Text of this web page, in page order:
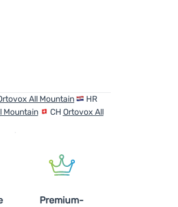
All Mountain
HR
Mountain CH Ortovox All
Premium-